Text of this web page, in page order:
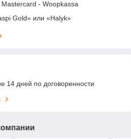
- Woopkassa
Gold» или «Halyk»
14 дней по договоренности